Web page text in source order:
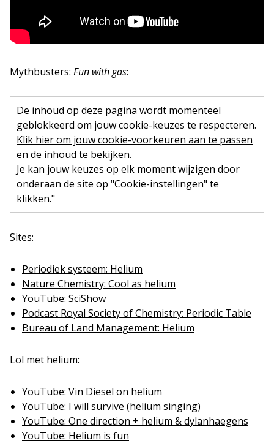
Mythbusters: Fun with gas:
De inhoud op deze pagina wordt momenteel
geblokkeerd om jouw cookie-keuzes te respecteren.
Klik hier om jouw cookie-voorkeuren aan te passen
en de inhoud te bekijken.
Je kan jouw keuzes op elk moment wijzigen door
onderaan de site op "Cookie-instellingen" te
klikken."
Sites:
Periodiek systeem: Helium
Nature Chemistry: Cool as helium
YouTube: SciShow
Podcast Royal Society of Chemistry: Periodic Table
Bureau of Land Management: Helium
Lol met helium:
YouTube: Vin Diesel on helium
YouTube: I will survive (helium singing)
YouTube: One direction + helium & dylanhaegens
YouTube: Helium is fun